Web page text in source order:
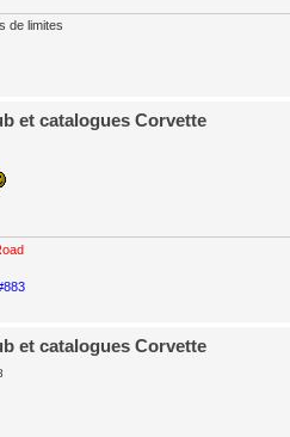
de limites
et catalogues Corvette
et catalogues Corvette